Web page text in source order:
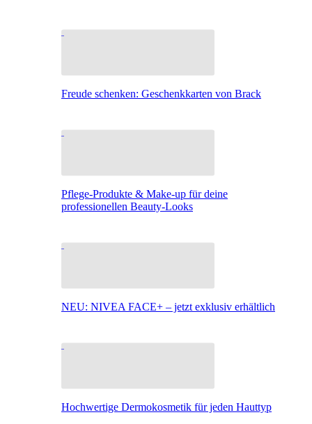
Freude schenken: Geschenkkarten von Brack
Pflege-Produkte & Make-up für deine
professionellen Beauty-Looks
NEU: NIVEA FACE+ – jetzt exklusiv erhältlich
Hochwertige Dermokosmetik für jeden Hauttyp